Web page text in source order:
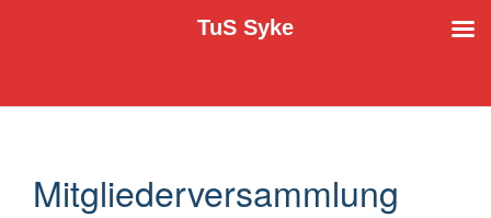
Mitgliederversammlung
TuS Syke